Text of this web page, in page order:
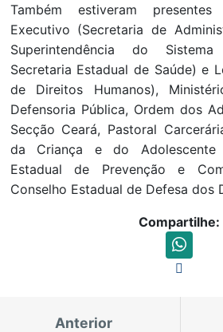
Também estiveram
Executivo (Secretaria de
Superintendência do
Secretaria Estadual de Saúde) e
de Direitos Humanos),
Defensoria Pública, Ordem dos
Secção Ceará, Pastoral
da Criança e do
Estadual de Prevenção e
Conselho Estadual de Defesa dos
Compartilhe:
Anterior